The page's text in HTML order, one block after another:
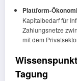
Plattform-
Kapitalbedarf für
Zahlungsnetze
mit dem
Tagung